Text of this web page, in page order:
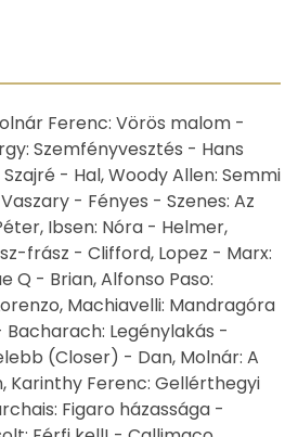
Ferenc: Vörös malom -
Szemfényvesztés - Hans
- Hal, Woody Allen: Semmi
- Fényes - Szenes: Az
Ibsen: Nóra - Helmer,
frász - Clifford, Lopez - Marx:
Q - Brian, Alfonso Paso:
Machiavelli: Mandragóra
Legénylakás -
(Closer) - Dan, Molnár: A
Karinthy Ferenc: Gellérthegyi
Figaro házassága -